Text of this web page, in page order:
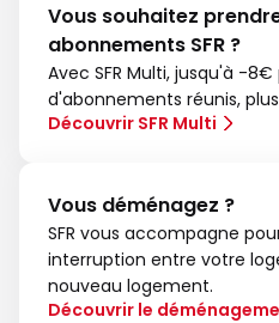
Vous souhaitez
abonnements SFR ?
Avec SFR Multi, jusqu'à -
d'abonnements réunis,
Découvrir SFR Multi
Vous déménagez ?
SFR vous accompagne
interruption entre votre
nouveau logement.
Découvrir le